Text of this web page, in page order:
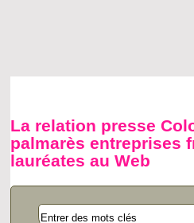
La relation presse
palmarès entreprises
lauréates au Web